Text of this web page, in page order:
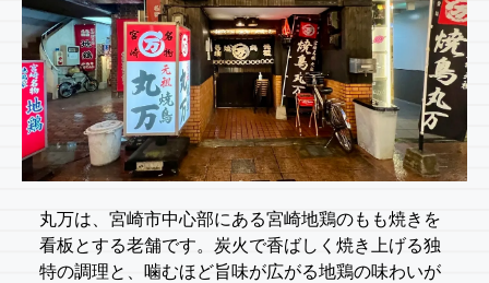
丸万は、宮崎市中心部にある宮崎地鶏のもも焼きを
看板とする老舗です。炭火で香ばしく焼き上げる独
特の調理と、噛むほど旨味が広がる地鶏の味わいが